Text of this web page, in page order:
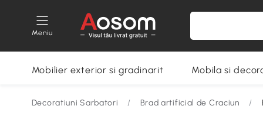
Meniu
Mobilier exterior si gradinarit Mobila si
Decoratiuni Sarbatori / Brad artificial de Craciun /